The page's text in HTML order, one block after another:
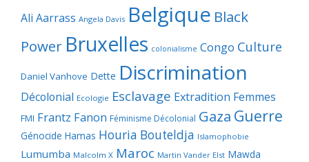
Ali Aarrass Angela Davis Belgique Black
Power Bruxelles colonialisme Congo Culture
Daniel Vanhove Dette Discrimination
Décolonial Ecologie Esclavage Extradition Femmes
FMI Frantz Fanon Féminisme Décolonial Gaza Guerre
Génocide Hamas Houria Bouteldja Islamophobie
Lumumba Malcolm X Maroc Martin Vander Elst Mawda